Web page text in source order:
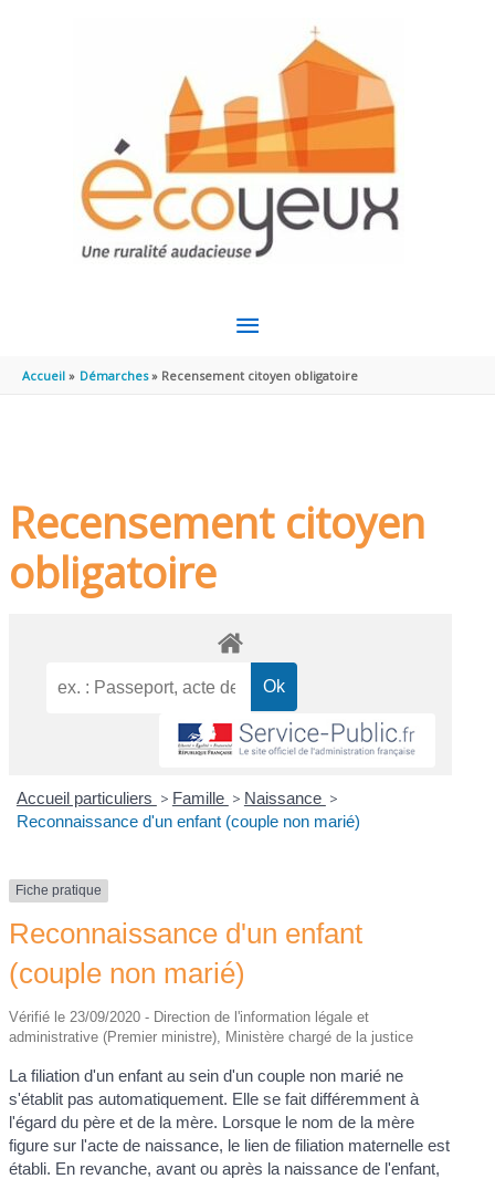
MENU
PRINCIPAL
Accueil Démarches Recensement citoyen obligatoire
Recensement citoyen
obligatoire
Accueil particuliers > Famille > Naissance >
Reconnaissance d'un enfant (couple non marié)
Fiche pratique
Reconnaissance d'un enfant
(couple non marié)
Vérifié le 23/09/2020 - Direction de l'information légale et
administrative (Premier ministre), Ministère chargé de la justice
La filiation d'un enfant au sein d'un couple non marié ne
s'établit pas automatiquement. Elle se fait différemment à
l'égard du père et de la mère. Lorsque le nom de la mère
figure sur l'acte de naissance, le lien de filiation maternelle est
établi. En revanche, avant ou après la naissance de l'enfant,